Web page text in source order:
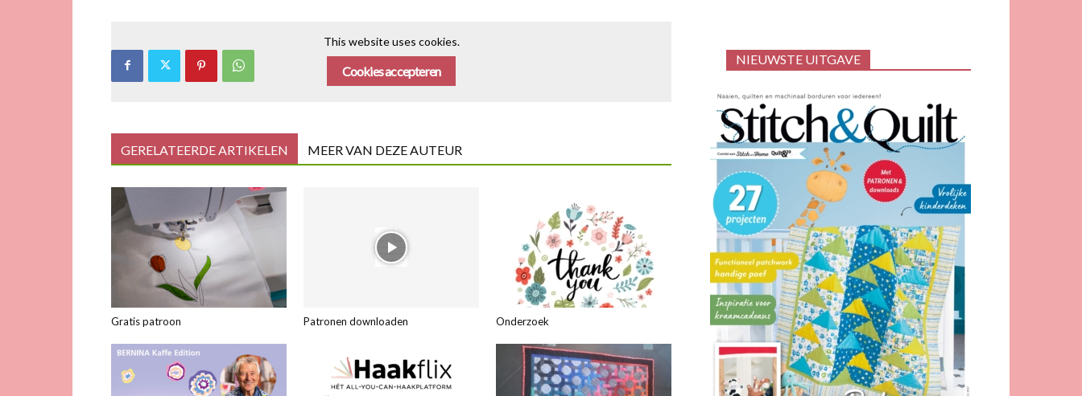
This website uses cookies.
Cookies accepteren
GERELATEERDE ARTIKELEN MEER VAN DEZE AUTEUR
Gratis patroon Patronen downloaden Onderzoek
NIEUWSTE UITGAVE